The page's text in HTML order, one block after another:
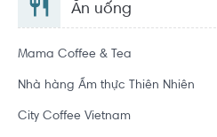
Ăn uống
Mama Coffee & Tea
Nhà hàng Ẩm thực Thiên Nhiên
City Coffee Vietnam